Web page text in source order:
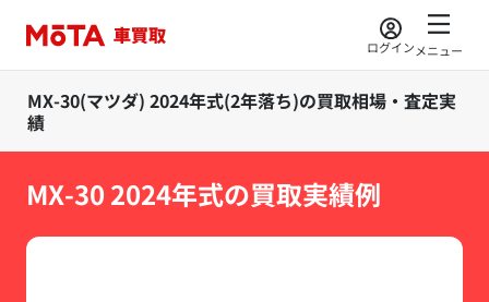
ログインメニュー
MX-30(マツダ) 2024年式(2年落ち)の買取相場・査定実
績
MX-30 2024年式の買取実績例